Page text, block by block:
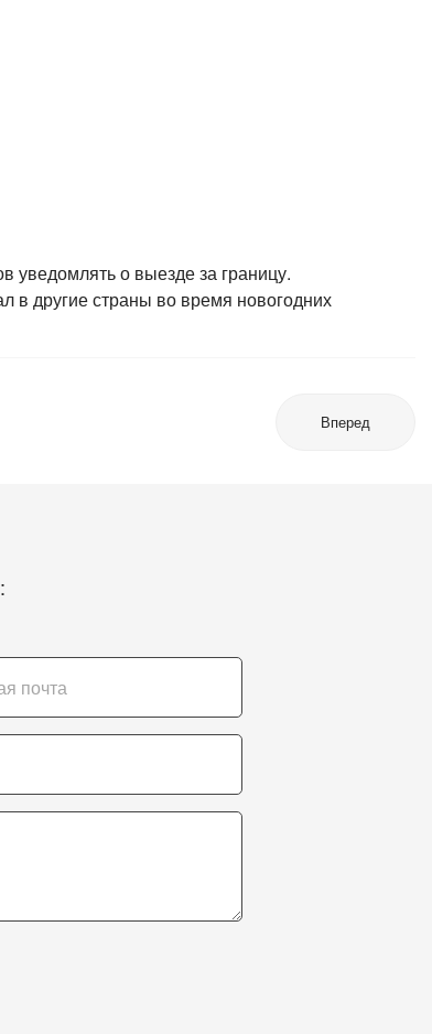
уведомлять о выезде за границу.
в другие страны во время новогодних
Вперед